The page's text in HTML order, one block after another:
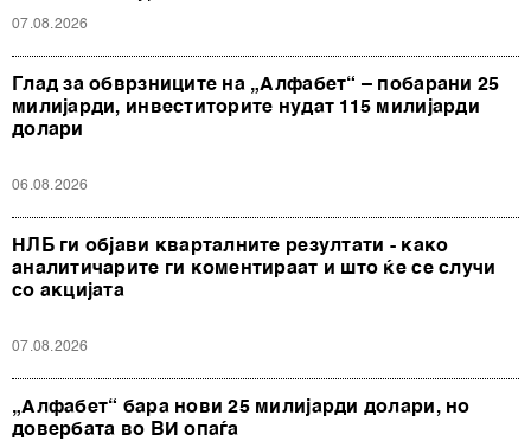
07.08.2026
Глад за обврзниците на „Алфабет“ – побарани 25
милијарди, инвеститорите нудат 115 милијарди
долари
06.08.2026
НЛБ ги објави кварталните резултати - како
аналитичарите ги коментираат и што ќе се случи
со акцијата
07.08.2026
„Алфабет“ бара нови 25 милијарди долари, но
довербата во ВИ опаѓа